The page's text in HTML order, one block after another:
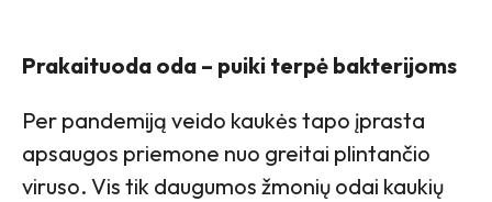
Prakaituoda oda – puiki terpė bakterijoms
Per pandemiją veido kaukės tapo įprasta
apsaugos priemone nuo greitai plintančio
viruso. Vis tik daugumos žmonių odai kaukių